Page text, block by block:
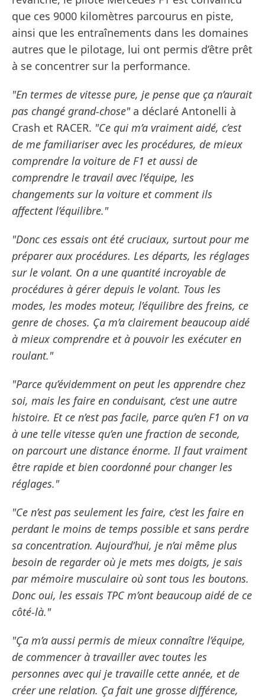
que ces 9000 kilomètres parcourus en piste,
ainsi que les entraînements dans les domaines
autres que le pilotage, lui ont permis d’être prêt
à se concentrer sur la performance.
"En termes de vitesse pure, je pense que ça n’aurait
pas changé grand-chose"a déclaré Antonelli à
Crash et RACER. "Ce qui m’a vraiment aidé, c’est
de me familiariser avec les procédures, de mieux
comprendre la voiture de F1 et aussi de
comprendre le travail avec l’équipe, les
changements sur la voiture et comment ils
affectent l’équilibre."
"Donc ces essais ont été cruciaux, surtout pour me
préparer aux procédures. Les départs, les réglages
sur le volant. On a une quantité incroyable de
procédures à gérer depuis le volant. Tous les
modes, les modes moteur, l’équilibre des freins, ce
genre de choses. Ça m’a clairement beaucoup aidé
à mieux comprendre et à pouvoir les exécuter en
roulant."
"Parce qu’évidemment on peut les apprendre chez
soi, mais les faire en conduisant, c’est une autre
histoire. Et ce n’est pas facile, parce qu’en F1 on va
à une telle vitesse qu’en une fraction de seconde,
on parcourt une distance énorme. Il faut vraiment
être rapide et bien coordonné pour changer les
réglages."
"Ce n’est pas seulement les faire, c’est les faire en
perdant le moins de temps possible et sans perdre
sa concentration. Aujourd’hui, je n’ai même plus
besoin de regarder où je mets mes doigts, je sais
par mémoire musculaire où sont tous les boutons.
Donc oui, les essais TPC m’ont beaucoup aidé de ce
côté-là."
"Ça m’a aussi permis de mieux connaître l’équipe,
de commencer à travailler avec toutes les
personnes avec qui je travaille cette année, et de
créer une relation. Ça fait une grosse différence,